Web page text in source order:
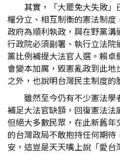
其實，「大罷免大失敗
權分立、相互制衡的憲法制
政府為順利執政，與在野黨
行政院必須副署、執行立法
黨比例補提大法官人選。賴
會變本加厲，毀憲亂政到此
之外，也說明台灣民主制度的
雖然至今仍有不少憲法
補足大法官缺額，回復憲法法
但絕大多數民眾，在此新舊
的台灣政局不敢抱持任何期
安，這豈是天天嘴上說「愛台